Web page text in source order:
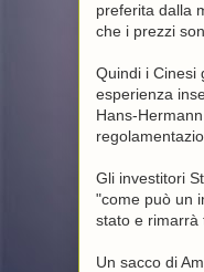
preferita dalla
che i prezzi
Quindi i Cinesi
esperienza
Hans-
Gli investitori
"come può un
stato e rimarrà
Un sacco di